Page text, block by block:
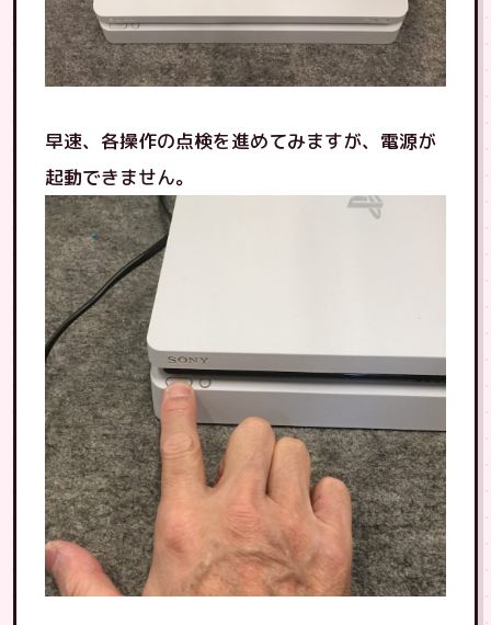
早速、各操作の点検を進めてみますが、電源が
起動できません。